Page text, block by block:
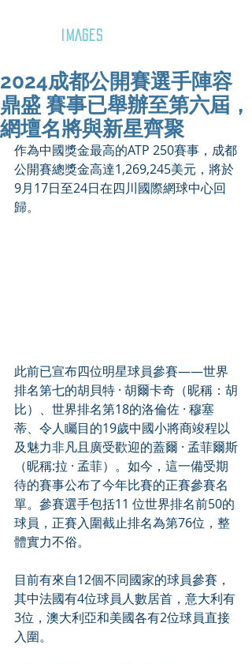
IMAGES
2024成都公開賽選手陣容
鼎盛 賽事已舉辦至第六屆，
網壇名將與新星齊聚
作為中國獎金最高的ATP 250賽事，成都
公開賽總獎金高達1,269,245美元，將於
9月17日至24日在四川國際網球中心回
歸。
此前已宣布四位明星球員參賽——世界
排名第七的胡貝特 · 胡爾卡奇（昵稱：胡
比）、世界排名第18的洛倫佐 · 穆塞
蒂、令人矚目的19歲中國小將商竣程以
及魅力非凡且廣受歡迎的蓋爾 · 孟菲爾斯
（昵稱:拉 · 孟菲）。如今，這一備受期
待的賽事公布了今年比賽的正賽參賽名
單。參賽選手包括11 位世界排名前50的
球員，正賽入圍截止排名為第76位，整
體實力不俗。
目前有來自12個不同國家的球員參賽，
其中法國有4位球員人數居首，意大利有
3位，澳大利亞和美國各有2位球員直接
入圍。